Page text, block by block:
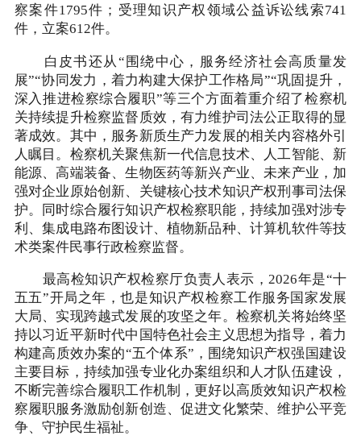
察案件1795件；受理知识产权领域公益诉讼线索741
件，立案612件。
白皮书还从“围绕中心，服务经济社会高质量发
展”“协同发力，着力构建大保护工作格局”“巩固提升，
深入推进检察综合履职”等三个方面着重介绍了检察机
关持续提升检察监督质效，有力维护司法公正取得的显
著成效。其中，服务新质生产力发展的相关内容格外引
人瞩目。检察机关聚焦新一代信息技术、人工智能、新
能源、高端装备、生物医药等新兴产业、未来产业，加
强对企业原始创新、关键核心技术知识产权刑事司法保
护。同时综合履行知识产权检察职能，持续加强对涉专
利、集成电路布图设计、植物新品种、计算机软件等技
术类案件民事行政检察监督。
最高检知识产权检察厅负责人表示，2026年是“十
五五”开局之年，也是知识产权检察工作服务国家发展
大局、实现跨越式发展的攻坚之年。检察机关将始终坚
持以习近平新时代中国特色社会主义思想为指导，着力
构建高质效办案的“五个体系”，围绕知识产权强国建设
主要目标，持续加强专业化办案组织和人才队伍建设，
不断完善综合履职工作机制，更好以高质效知识产权检
察履职服务激励创新创造、促进文化繁荣、维护公平竞
争、守护民生福祉。